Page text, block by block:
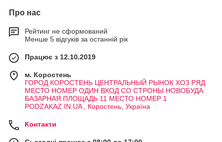
Про нас
Рейтинг не сформований
Менше 5 відгуків за останній рік
Працює з 12.10.2019
м. Коростень
ГОРОД КОРОСТЕНЬ ЦЕНТРАЛЬНЫЙ РЫНОК ХОЗ РЯД
МЕСТО НОМЕР ОДИН ВХОД СО СТРОНЫ НОВОБУДА
БАЗАРНАЯ ПЛОЩАДЬ 11 МЕСТО НОМЕР 1
PODZAKAZ.IN.UA , Коростень, Україна
Контакти